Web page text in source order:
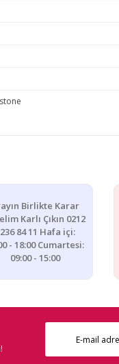
Yorum Yaz
Birlikte Karar
Karlı Çıkın 0212
84 11 Hafa içi:
- 18:00 Cumartesi:
09:00 - 15:00